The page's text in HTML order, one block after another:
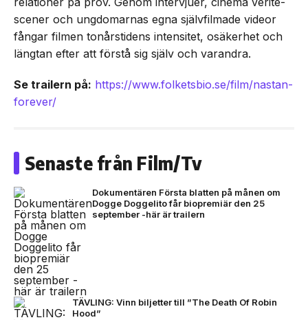
scener och ungdomarnas egna självfilmade videor
fångar filmen tonårstidens intensitet, osäkerhet och
längtan efter att förstå sig själv och varandra.
Se trailern på: https://www.folketsbio.se/film/nastan-
forever/
Senaste från Film/Tv
Dokumentären Första blatten på månen om
Dogge Doggelito får biopremiär den 25
september -här är trailern
TÄVLING: Vinn biljetter till ”The Death Of Robin
Hood”